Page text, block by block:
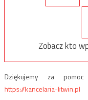
Zobacz kto
Dziękujemy za
https://kancelaria-litwin.pl